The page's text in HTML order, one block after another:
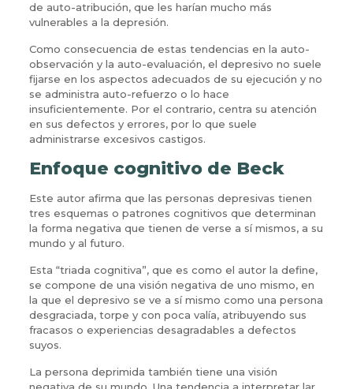
de auto-atribución, que les harían mucho más
vulnerables a la depresión.
Como consecuencia de estas tendencias en la auto-
observación y la auto-evaluación, el depresivo no suele
fijarse en los aspectos adecuados de su ejecución y no
se administra auto-refuerzo o lo hace
insuficientemente. Por el contrario, centra su atención
en sus defectos y errores, por lo que suele
administrarse excesivos castigos.
Enfoque cognitivo de Beck
Este autor afirma que las personas depresivas tienen
tres esquemas o patrones cognitivos que determinan
la forma negativa que tienen de verse a sí mismos, a su
mundo y al futuro.
Esta “triada cognitiva”, que es como el autor la define,
se compone de una visión negativa de uno mismo, en
la que el depresivo se ve a sí mismo como una persona
desgraciada, torpe y con poca valía, atribuyendo sus
fracasos o experiencias desagradables a defectos
suyos.
La persona deprimida también tiene una visión